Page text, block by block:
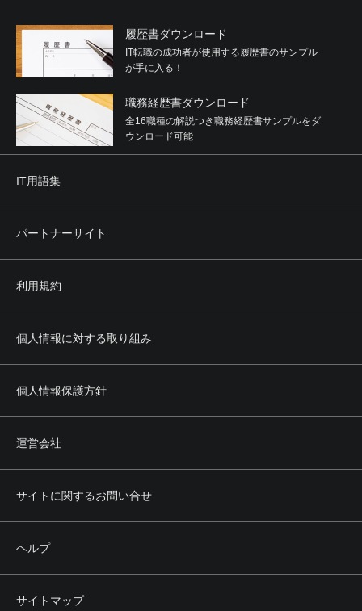
履歴書ダウンロード
IT転職の成功者が使用する履歴書のサンプル
が手に入る！
職務経歴書ダウンロード
全16職種の解説つき職務経歴書サンプルをダ
ウンロード可能
IT用語集
パートナーサイト
利用規約
個人情報に対する取り組み
個人情報保護方針
運営会社
サイトに関するお問い合せ
ヘルプ
サイトマップ